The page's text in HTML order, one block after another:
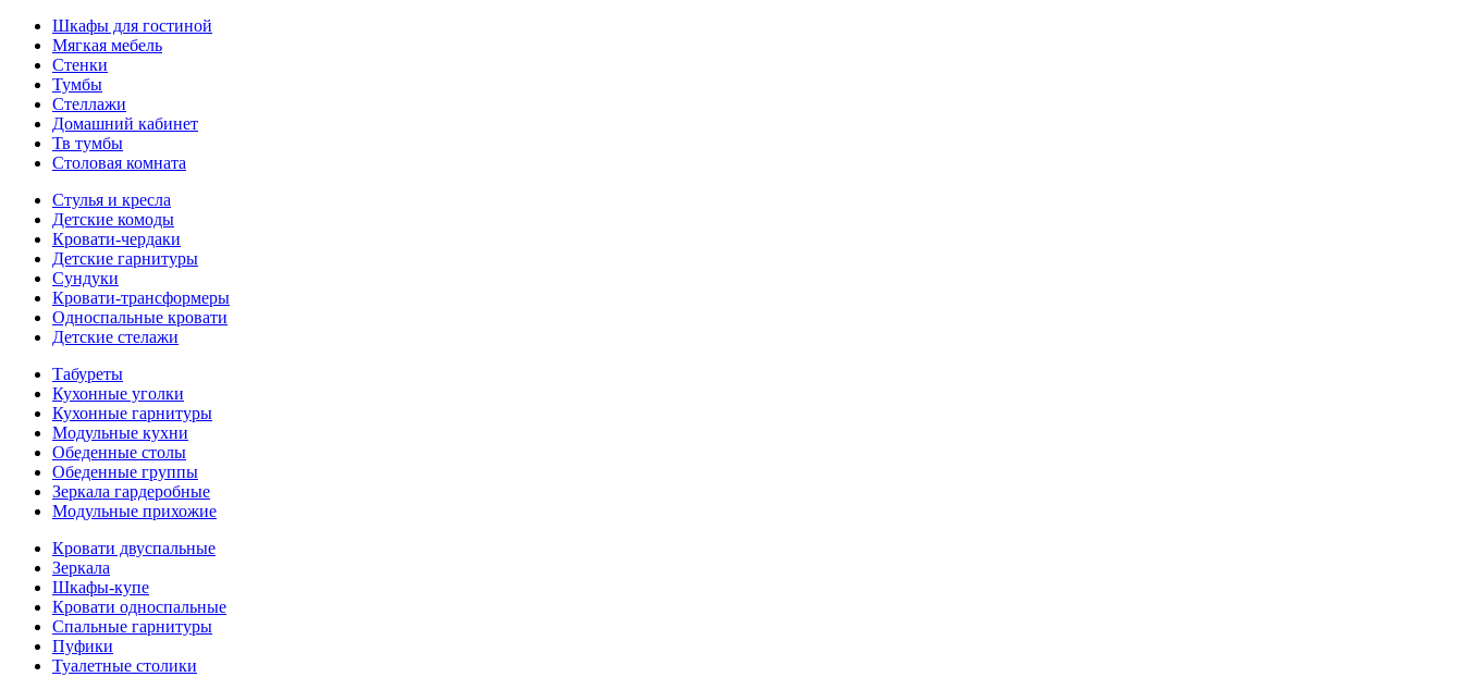
Шкафы для гостиной
Мягкая мебель
Стенки
Тумбы
Стеллажи
Домашний кабинет
Тв тумбы
Столовая комната
Стулья и кресла
Детские комоды
Кровати-чердаки
Детские гарнитуры
Сундуки
Кровати-трансформеры
Односпальные кровати
Детские стелажи
Табуреты
Кухонные уголки
Кухонные гарнитуры
Модульные кухни
Обеденные столы
Обеденные группы
Зеркала гардеробные
Модульные прихожие
Кровати двуспальные
Зеркала
Шкафы-купе
Кровати односпальные
Спальные гарнитуры
Пуфики
Туалетные столики